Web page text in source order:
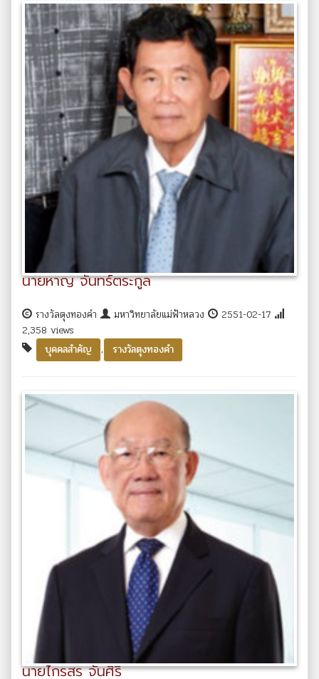
นายหาญ จันทร์ตระกูล
รางวัลตุงทองคำ มหาวิทยาลัยแม่ฟ้าหลวง
2551-02-17
2,358 views
บุคคลสำคัญ
, รางวัลตุงทองคำ
นายไกรสร จันศิริ